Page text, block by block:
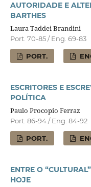
AUTORIDADE E
BARTHES
Laura Taddei Brandini
Port. 70-85 / Eng. 69-83
PORT.
ESCRITORES E
POLÍTICA
Paulo Procopio Ferraz
Port. 86-94 / Eng. 84-92
PORT.
ENTRE O
HOJE